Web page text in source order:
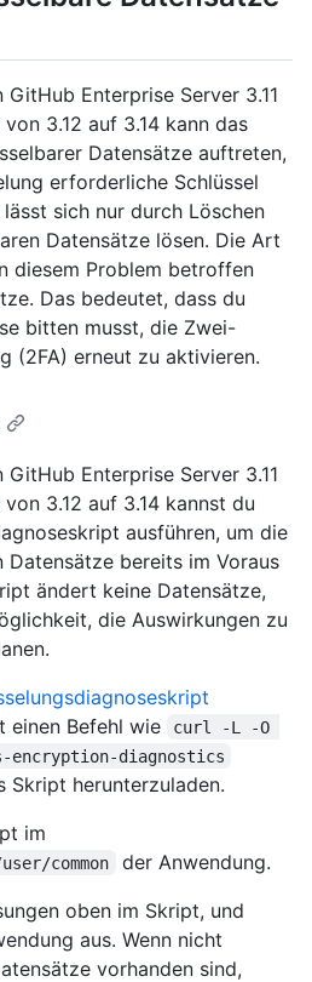
Enterprise Server 3.11
3.12 auf 3.14 kann das
Datensätze auftreten,
erforderliche Schlüssel
sich nur durch Löschen
Datensätze lösen. Die Art
diesem Problem betroffen
Das bedeutet, dass du
bitten musst, die Zwei-
(2FA) erneut zu aktivieren.
Enterprise Server 3.11
3.12 auf 3.14 kannst du
ausführen, um die
Datensätze bereits im Voraus
ändert keine Datensätze,
die Auswirkungen zu
einen Befehl wie
curl -L -O
diagnostics
Skript herunterzuladen.
im
common
der Anwendung.
oben im Skript, und
aus. Wenn nicht
vorhanden sind,